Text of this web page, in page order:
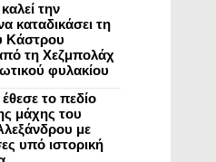
την
καταδικάσει τη
Κάστρου
τη Χεζμπολάχ
φυλακίου
το πεδίο
μάχης του
με
υπό ιστορική